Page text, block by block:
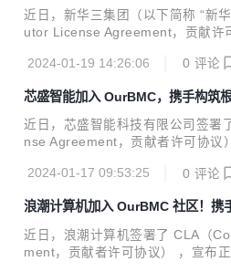
bmc-uboot Bmc-uboot v1.0.0基
在支持业界主流BMC芯片的基础
近日，新华三集团（以下简称 “新
utor License Agreement，贡献许
为客户业务创新、数字化转型值得
全产业链，不断提升数字化和智能
算、存储、网络、5G、安全、终端
施整体能力，提供云计算、大数据
信息安全、智能联接、边缘计算等
案，以及端到端的技术服务。新华
2024-01-19 14:26:06 0 评论
芯盛智能加入 OurBMC，携手构筑
近日，芯盛智能科技有限公司签
nse Agreement，贡献者许可协议
的固态存储控制器芯片及解决方案
南、长沙、常州等地设有分子公司
来，始终坚持自主创新理念，推出
存储产品及数据安全解决方案，产
2024-01-17 09:53:25 0 评论
浪潮计算机加入 OurBMC 社区！携
动 BMC 技术加速发展
近日，浪潮计算机签署了 CLA（
ment，贡献者许可协议） ，宣布